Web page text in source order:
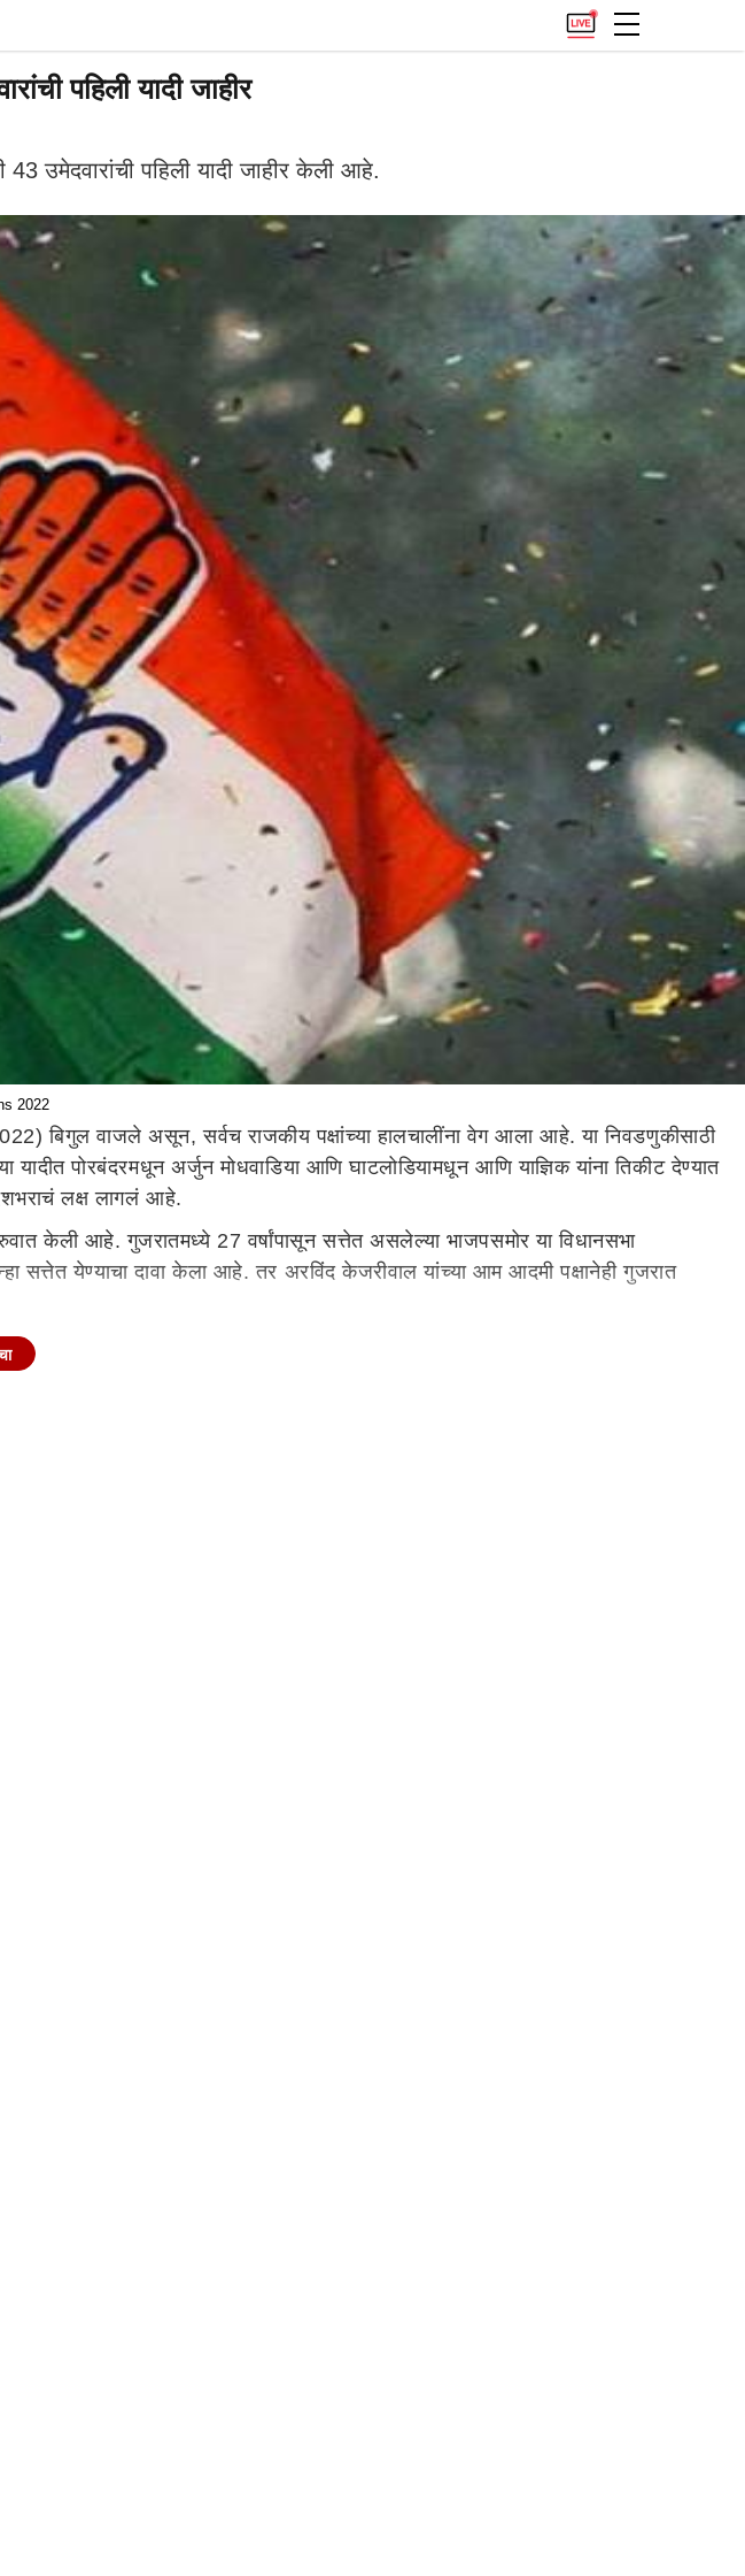
पहिली यादी जाहीर
उमेदवारांची पहिली यादी जाहीर केली आहे.
2022
बिगुल वाजले असून, सर्वच राजकीय पक्षांच्या हालचालींना वेग आला आहे. या निवडणुकीसाठी
पोरबंदरमधून अर्जुन मोधवाडिया आणि घाटलोडियामधून आणि याज्ञिक यांना तिकीट देण्यात
लक्ष लागलं आहे.
केली आहे. गुजरातमध्ये 27 वर्षांपासून सत्तेत असलेल्या भाजपसमोर या विधानसभा
येण्याचा दावा केला आहे. तर अरविंद केजरीवाल यांच्या आम आदमी पक्षानेही गुजरात